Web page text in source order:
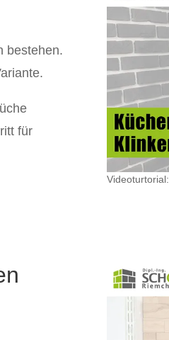
bestehen.
für